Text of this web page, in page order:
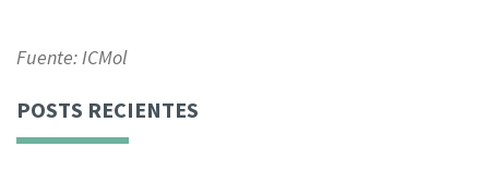
Fuente: ICMol
POSTS RECIENTES